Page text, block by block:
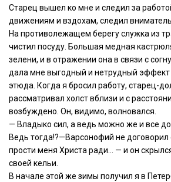
Старец вышел ко мне и следил за
движениям и вздохам, следил
На противолежащем берегу служка из
чистил посуду. Большая медная
зелени, и в отражении она в связи с
дала мне выгодный и нетрудный эффект
этюда. Когда я бросил работу, старец-
рассматривал холст вблизи и с
возбуждено. Он, видимо, волновался.
— Владыко сил, а ведь можно же и все до
Ведь тогда!?—Варсонофий не
прости меня Христа ради… — и он
своей кельи.
В начале этой же зимы получил я в